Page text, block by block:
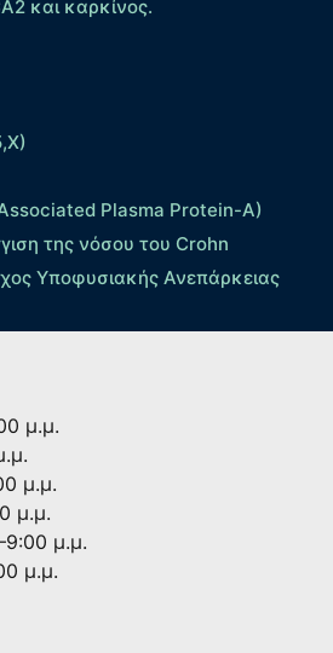
και καρκίνος.
Plasma Protein-A)
της νόσου του Crohn
Υποφυσιακής Ανεπάρκειας
μ.μ.
μ.μ.
μ.μ.
μ.μ.
μ.μ.